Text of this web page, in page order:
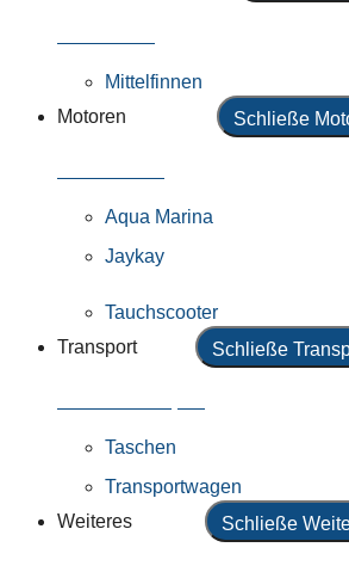
Mittelfinnen
Motoren
Schließe
Aqua Marina
Jaykay
Tauchscooter
Transport
Schließe
Taschen
Transportwagen
Weiteres
Schließe